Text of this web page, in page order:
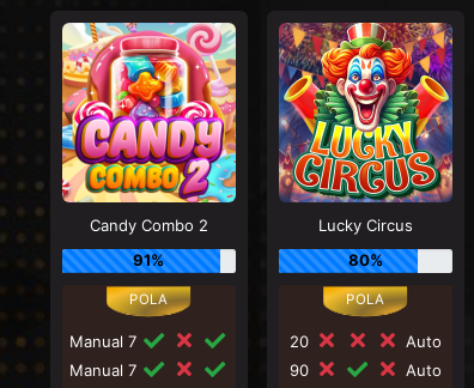
Candy Combo 2
91%
Manual 7
Manual 7
Lucky Circus
80%
20
Auto
90
Auto